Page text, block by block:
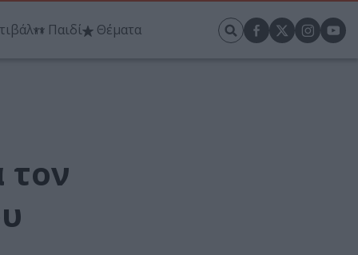
Παιδί Θέματα
τον